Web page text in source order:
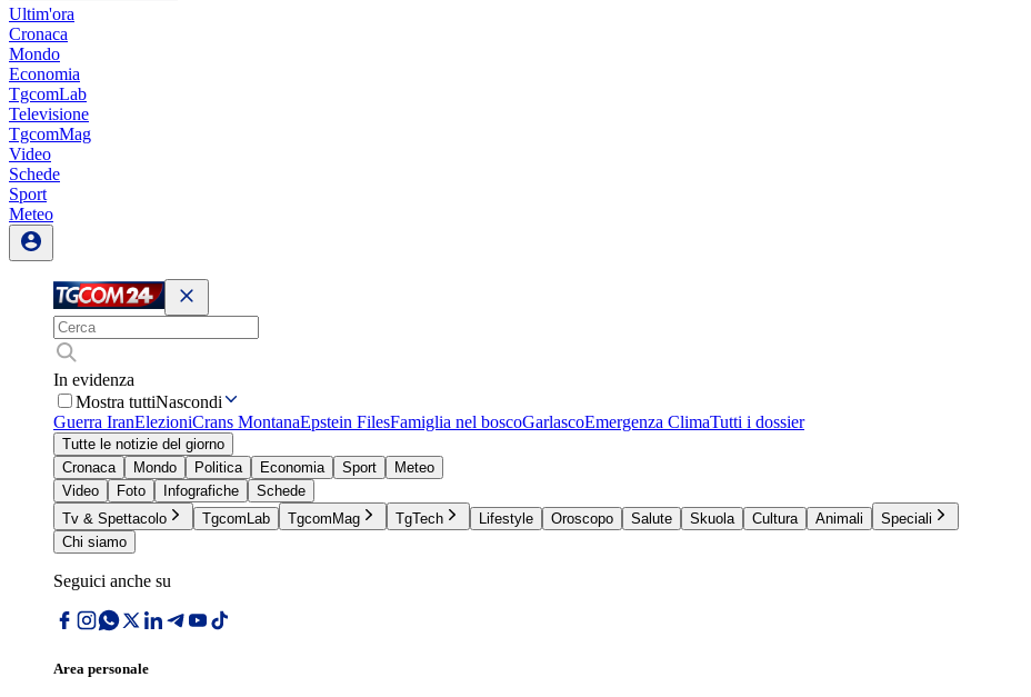
Ultim'ora
Cronaca
Mondo
Economia
TgcomLab
Televisione
TgcomMag
Video
Schede
Sport
Meteo
In evidenza
Mostra tuttiNascondi
Guerra IranElezioniCrans MontanaEpstein FilesFamiglia nel boscoGarlascoEmergenza ClimaTutti i dossier
Tutte le notizie del giorno
Cronaca
Mondo Politica Economia Sport
Meteo
Video
Foto Infografiche
Schede
Tv & Spettacolo
TgcomLab TgcomMag TgTech Lifestyle Oroscopo Salute Skuola Cultura Animali
Speciali
Chi siamo
Seguici anche su
Area personale